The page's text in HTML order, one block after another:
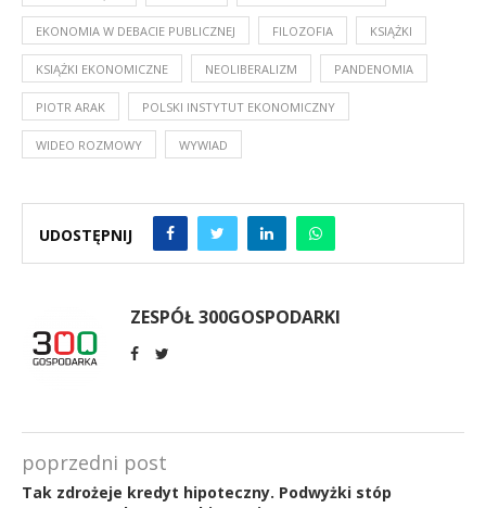
EKONOMIA W DEBACIE PUBLICZNEJ FILOZOFIA KSIĄŻKI
KSIĄŻKI EKONOMICZNE NEOLIBERALIZM PANDENOMIA
PIOTR ARAK POLSKI INSTYTUT EKONOMICZNY
WIDEO ROZMOWY WYWIAD
UDOSTĘPNIJ
ZESPÓŁ 300GOSPODARKI
poprzedni post
Tak zdrożeje kredyt hipoteczny. Podwyżki stóp